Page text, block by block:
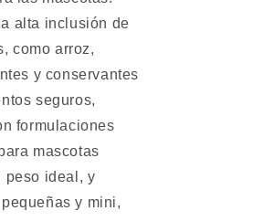
alta inclusión de
como arroz,
y conservantes
seguros,
formulaciones
mascotas
peso ideal, y
y mini,